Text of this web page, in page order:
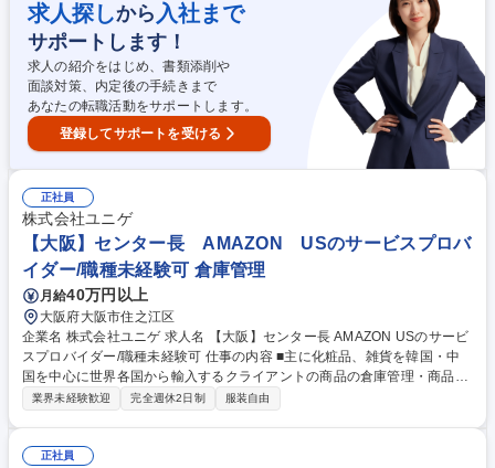
求人探しから 入社まで
サポートします！
求人の紹介をはじめ、書類添削や
面談対策、内定後の手続きまで
あなたの転職活動をサポートします。
登録してサポートを受ける
正社員
株式会社ユニゲ
【大阪】センター長 AMAZON USのサービスプロバ
イダー/職種未経験可 倉庫管理
月給40万円以上
大阪府大阪市住之江区
企業名 株式会社ユニゲ 求人名 【大阪】センター長 AMAZON USのサービ
スプロバイダー/職種未経験可 仕事の内容 ■主に化粧品、雑貨を韓国・中
国を中心に世界各国から輸入するクライアントの商品の倉庫管理・商品管
理をお任せ致します。将来的には管理職としてセンター運営・管理を担っ
ズに進めるために必要な工数や資材の管理、人員計画を行います。将来的
業界未経験歓迎 完全週休2日制 服装自由
正社員